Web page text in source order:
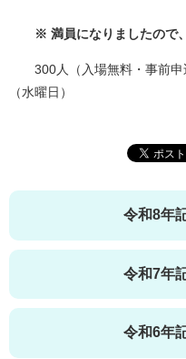
※ 満員になりましたので
300人（入場無料・事前
（水曜日）
令和8年
令和7年
令和6年